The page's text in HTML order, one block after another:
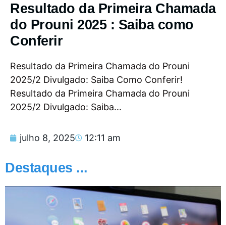
Resultado da Primeira Chamada
do Prouni 2025 : Saiba como
Conferir
Resultado da Primeira Chamada do Prouni
2025/2 Divulgado: Saiba Como Conferir!
Resultado da Primeira Chamada do Prouni
2025/2 Divulgado: Saiba...
julho 8, 2025 12:11 am
Destaques ...